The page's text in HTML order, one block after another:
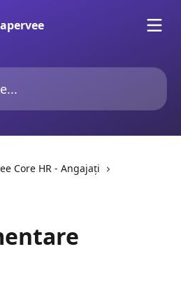
Core HR - Angajați